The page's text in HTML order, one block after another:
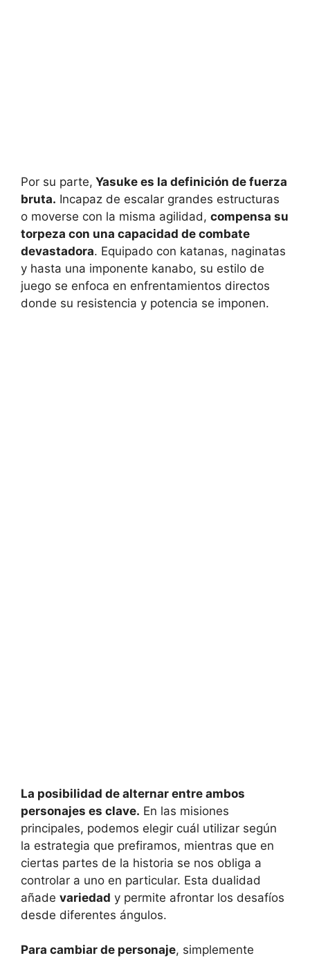
Por su parte, Yasuke es la definición de fuerza
bruta. Incapaz de escalar grandes estructuras
o moverse con la misma agilidad, compensa su
torpeza con una capacidad de combate
devastadora. Equipado con katanas, naginatas
y hasta una imponente kanabo, su estilo de
juego se enfoca en enfrentamientos directos
donde su resistencia y potencia se imponen.
La posibilidad de alternar entre ambos
personajes es clave. En las misiones
principales, podemos elegir cuál utilizar según
la estrategia que prefiramos, mientras que en
ciertas partes de la historia se nos obliga a
controlar a uno en particular. Esta dualidad
añade variedad y permite afrontar los desafíos
desde diferentes ángulos.
Para cambiar de personaje, simplemente